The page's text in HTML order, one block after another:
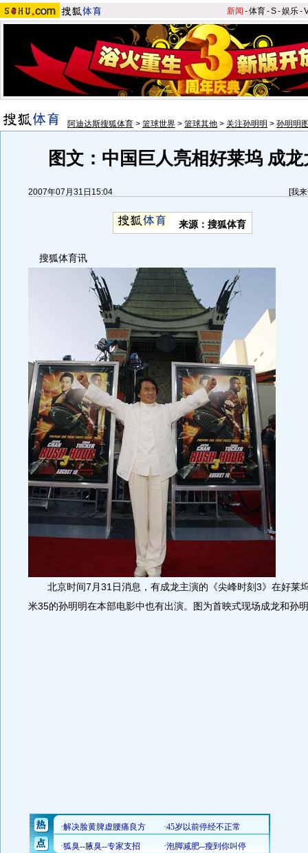
新闻 -体育-S-娱乐-
阿迪达斯搜狐体育 > 篮球世界 > 篮球其他 > 关注孙明明 > 孙明明
图文：中国巨人亮相好莱坞 成
2007年07月31日15:04 [我
来源：搜狐体育
搜狐体育讯
北京时间7月31日消息，有成龙主演的《尖峰时刻3》在好莱
米35的孙明明在本部电影中也有出演。图为首映式现场成龙和孙